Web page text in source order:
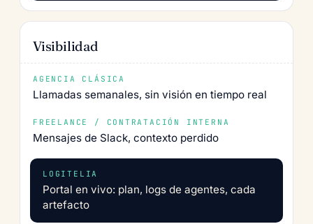
Visibilidad
Llamadas semanales, sin visión en tiempo real
Mensajes de Slack, contexto perdido
Portal en vivo: plan, logs de agentes, cada
artefacto